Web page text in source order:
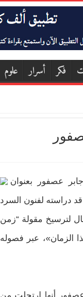
فكر أسرار علوم
جابر عصفور بعنوان
دراسته لفنون السرد
لترسيخ مقولة “زمن
الزمان»، عبر فصوله
أنها ارتحلت من